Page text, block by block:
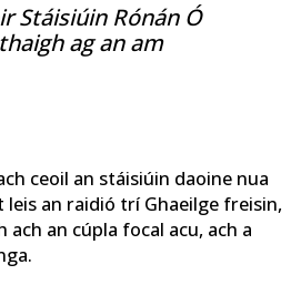
Stáisiúin Rónán Ó
ag an am
ceoil an stáisiúin daoine nua
leis an raidió trí Ghaeilge freisin,
ach an cúpla focal acu, ach a